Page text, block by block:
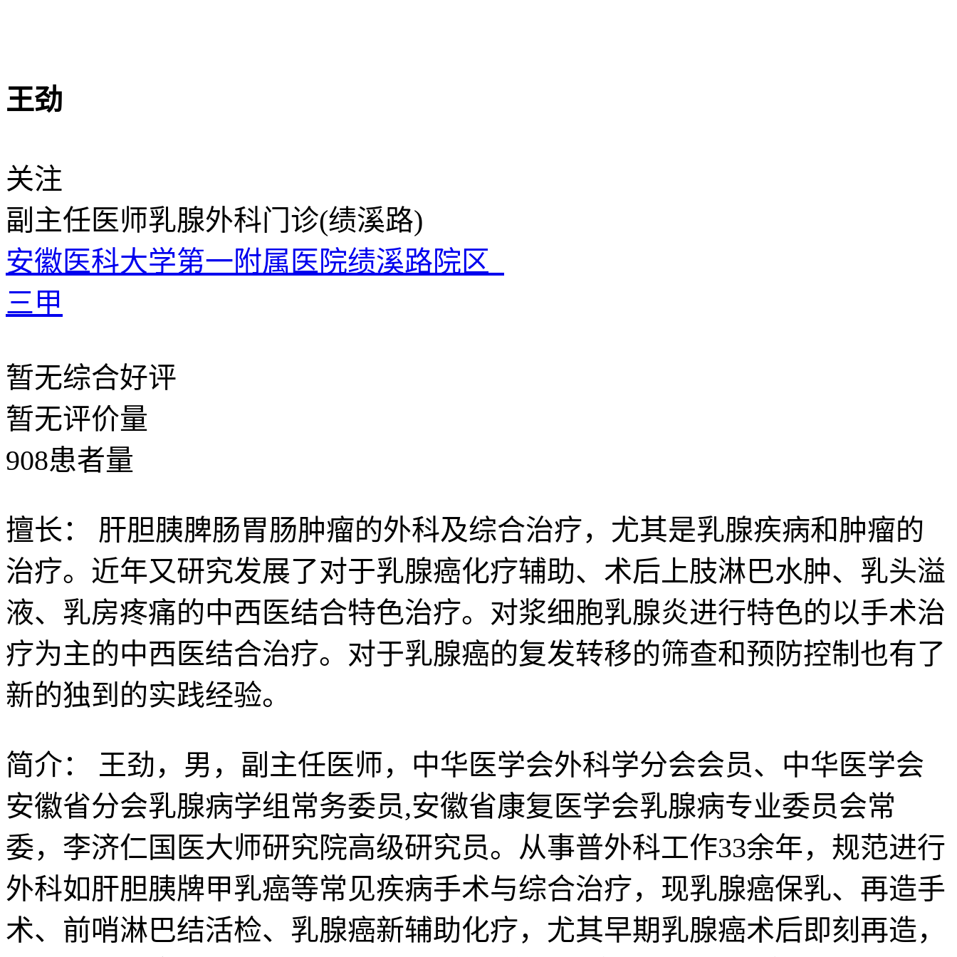
王劲
关注
副主任医师乳腺外科门诊(绩溪路)
安徽医科大学第一附属医院绩溪路院区
三甲
暂无综合好评
暂无评价量
908患者量
擅长：
肝胆胰脾肠胃肠肿瘤的外科及综合治疗，尤其是乳腺疾病和肿瘤的
治疗。近年又研究发展了对于乳腺癌化疗辅助、术后上肢淋巴水肿、乳头溢
液、乳房疼痛的中西医结合特色治疗。对浆细胞乳腺炎进行特色的以手术治
疗为主的中西医结合治疗。对于乳腺癌的复发转移的筛查和预防控制也有了
新的独到的实践经验。
简介：
王劲，男，副主任医师，中华医学会外科学分会会员、中华医学会
安徽省分会乳腺病学组常务委员,安徽省康复医学会乳腺病专业委员会常
委，李济仁国医大师研究院高级研究员。从事普外科工作33余年，规范进行
外科如肝胆胰牌甲乳癌等常见疾病手术与综合治疗，现乳腺癌保乳、再造手
术、前哨淋巴结活检、乳腺癌新辅助化疗，尤其早期乳腺癌术后即刻再造，